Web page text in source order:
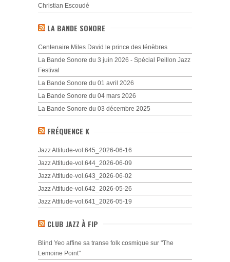
Christian Escoudé
LA BANDE SONORE
Centenaire Miles David le prince des ténèbres
La Bande Sonore du 3 juin 2026 - Spécial Peillon Jazz
Festival
La Bande Sonore du 01 avril 2026
La Bande Sonore du 04 mars 2026
La Bande Sonore du 03 décembre 2025
FRÉQUENCE K
Jazz Attitude-vol.645_2026-06-16
Jazz Attitude-vol.644_2026-06-09
Jazz Attitude-vol.643_2026-06-02
Jazz Attitude-vol.642_2026-05-26
Jazz Attitude-vol.641_2026-05-19
CLUB JAZZ À FIP
Blind Yeo affine sa transe folk cosmique sur "The
Lemoine Point"